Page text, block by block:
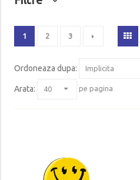
1 2 3
Ordoneaza dupa:
Arata: pe pagina